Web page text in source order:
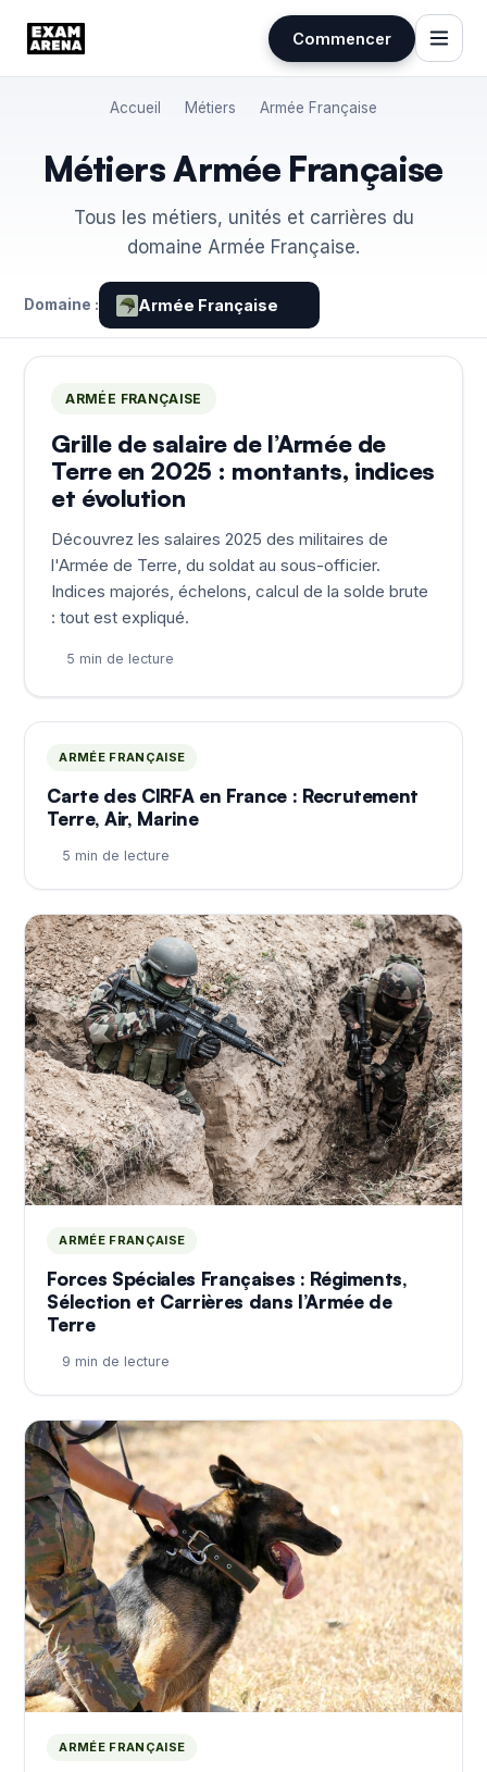
Commencer
Accueil Métiers Armée Française
Métiers Armée Française
Tous les métiers, unités et carrières du
domaine Armée Française.
Domaine : Armée Française
ARMÉE FRANÇAISE
Grille de salaire de l’Armée de
Terre en 2025 : montants, indices
et évolution
Découvrez les salaires 2025 des militaires de
l'Armée de Terre, du soldat au sous-officier.
Indices majorés, échelons, calcul de la solde brute
: tout est expliqué.
5 min de lecture
ARMÉE FRANÇAISE
Carte des CIRFA en France : Recrutement
Terre, Air, Marine
5 min de lecture
ARMÉE FRANÇAISE
Forces Spéciales Françaises : Régiments,
Sélection et Carrières dans l’Armée de
Terre
9 min de lecture
ARMÉE FRANÇAISE